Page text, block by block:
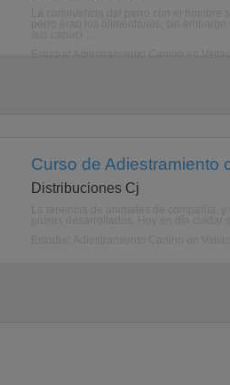
Curso de Adiestramiento
Distribuciones Cj